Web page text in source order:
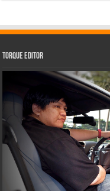
Torque Editor